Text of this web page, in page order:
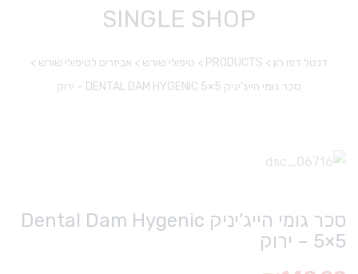
SINGLE SHOP
דנטל דפו רון >
PRODUCTS
> טיפולי שורש > אביזרים לטיפולי שורש >
סכר גומי הייג’יניק DENTAL DAM HYGENIC 5×5 – ירוק
סכר גומי הייג’יניק Dental Dam Hygenic
5×5 – ירוק